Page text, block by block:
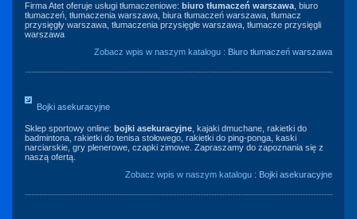
Firma Atet oferuje usługi tłumaczeniowe: biuro tłumaczeń warszawa , biuro
tłumaczeń, tłumaczenia warszawa, biura tłumaczeń warszawa, tłumacz
przysięgły warszawa, tłumaczenia przysięgłe warszawa, tłumacze przysięgli
warszawa
Zobacz wpis w naszym katalogu : Biuro tłumaczeń warszawa
Bojki asekuracyjne
Sklep sportowy online: bojki asekuracyjne , kajaki dmuchane, rakietki do
badmintona, rakietki do tenisa stołowego, rakietki do ping-ponga, kaski
narciarskie, gry plenerowe, czapki zimowe. Zapraszamy do zapoznania się z
naszą ofertą.
Zobacz wpis w naszym katalogu : Bojki asekuracyjne